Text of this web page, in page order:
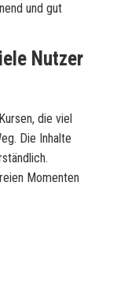
und gut
Nutzer
die viel
Die Inhalte
Momenten